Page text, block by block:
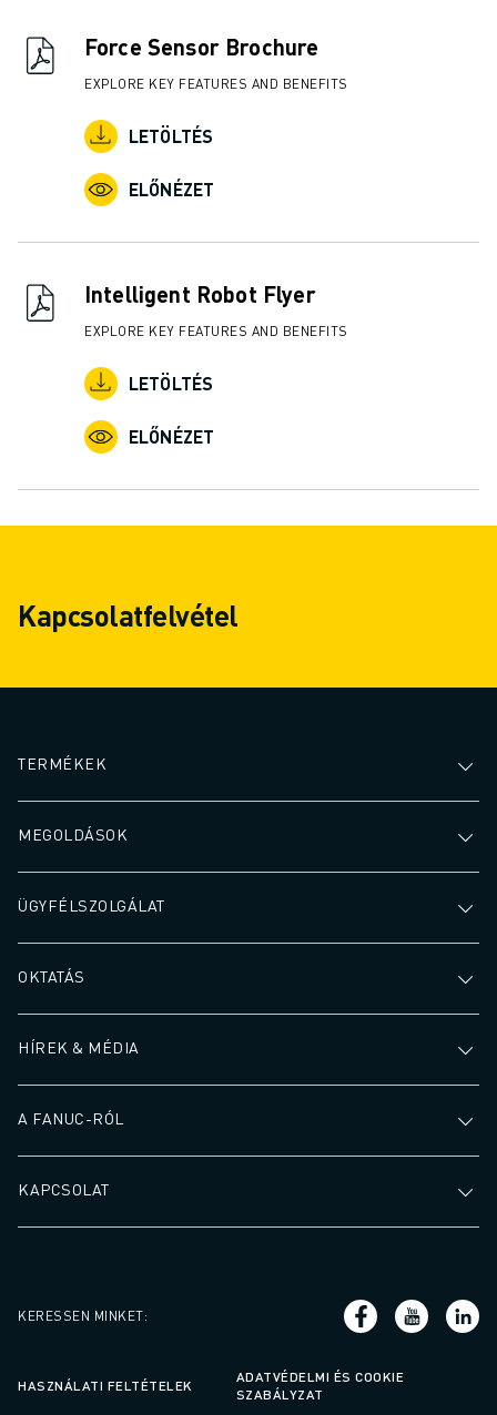
Force Sensor Brochure
EXPLORE KEY FEATURES AND BENEFITS
LETÖLTÉS
ELŐNÉZET
Intelligent Robot Flyer
EXPLORE KEY FEATURES AND BENEFITS
LETÖLTÉS
ELŐNÉZET
Kapcsolatfelvétel
TERMÉKEK
MEGOLDÁSOK
ÜGYFÉLSZOLGÁLAT
OKTATÁS
HÍREK & MÉDIA
A FANUC-RÓL
KAPCSOLAT
KERESSEN MINKET:
HASZNÁLATI FELTÉTELEK
ADATVÉDELMI ÉS COOKIE
SZABÁLYZAT